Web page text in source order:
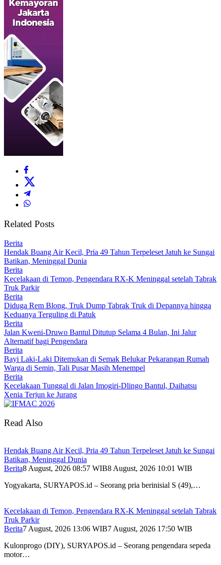
Related Posts
Berita
Hendak Buang Air Kecil, Pria 49 Tahun Terpeleset Jatuh ke Sungai
Batikan, Meninggal Dunia
Berita
Kecelakaan di Temon, Pengendara RX-K Meninggal setelah Tabrak
Truk Parkir
Berita
Diduga Rem Blong, Truk Dump Tabrak Truk di Depannya hingga
Keduanya Terguling di Patuk
Berita
Jalan Kweni-Druwo Bantul Ditutup Selama 4 Bulan, Ini Jalur
Alternatif bagi Pengendara
Berita
Bayi Laki-Laki Ditemukan di Semak Belukar Pekarangan Rumah
Warga di Semin, Tali Pusar Masih Menempel
Berita
Kecelakaan Tunggal di Jalan Imogiri-Dlingo Bantul, Daihatsu
Xenia Terjun ke Jurang
Read Also
Hendak Buang Air Kecil, Pria 49 Tahun Terpeleset Jatuh ke Sungai
Batikan, Meninggal Dunia
Berita8 August, 2026 08:57 WIB8 August, 2026 10:01 WIB
Yogyakarta, SURYAPOS.id – Seorang pria berinisial S (49),…
Kecelakaan di Temon, Pengendara RX-K Meninggal setelah Tabrak
Truk Parkir
Berita7 August, 2026 13:06 WIB7 August, 2026 17:50 WIB
Kulonprogo (DIY), SURYAPOS.id – Seorang pengendara sepeda
motor…